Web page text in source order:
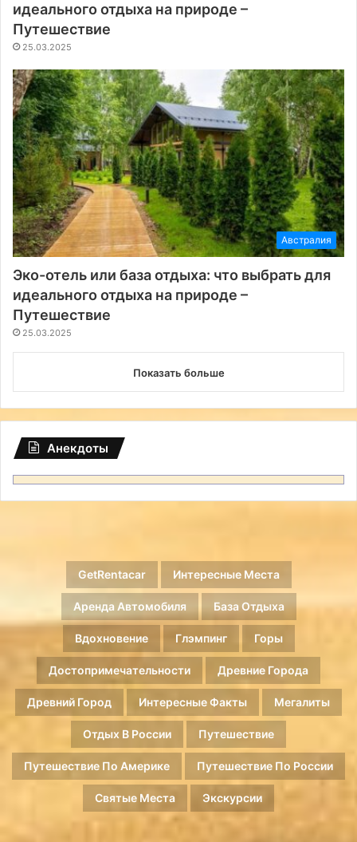
идеального отдыха на природе –
Путешествие
25.03.2025
Австралия
Эко-отель или база отдыха: что выбрать для
идеального отдыха на природе –
Путешествие
25.03.2025
Показать больше
Анекдоты
GetRentacar Интересные Места
Аренда Автомобиля База Отдыха
Вдохновение Глэмпинг Горы
Достопримечательности Древние Города
Древний Город Интересные Факты Мегалиты
Отдых В России Путешествие
Путешествие По Америке Путешествие По России
Святые Места Экскурсии